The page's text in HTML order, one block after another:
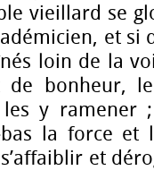
vieillard se
et si
loin de la
de bonheur,
y ramener
la force et
et